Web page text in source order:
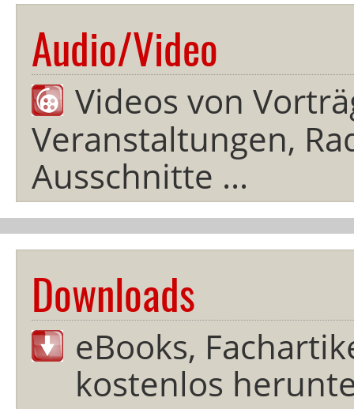
Audio/Video
Videos von
Veranstaltungen,
Ausschnitte ...
Downloads
eBooks,
kostenlos